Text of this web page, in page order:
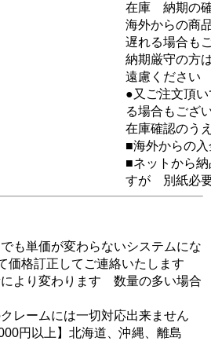
在庫 納期の
海外からの商
遅れる場合も
納期厳守の方
遠慮ください
●又ご注文頂
る場合もござ
在庫確認のう
■海外からの
■ネットから
すが 別紙必
も単価が変わらないシステムにな
価格訂正してご連絡いたします
より変わります 数量の多い場合
レームには一切対応出来ません
円以上】北海道、沖縄、離島